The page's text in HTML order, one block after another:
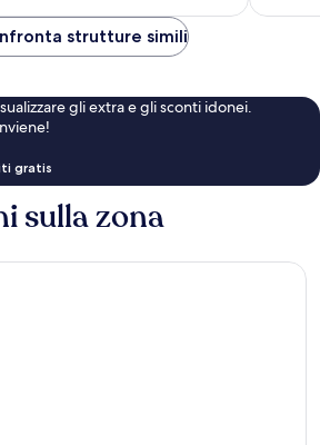
328 €
strutture simili
gli extra e gli sconti idonei.
gratis
sulla zona